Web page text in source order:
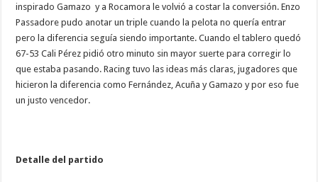
inspirado Gamazo y a Rocamora le volvió a costar la conversión. Enzo
Passadore pudo anotar un triple cuando la pelota no quería entrar
pero la diferencia seguía siendo importante. Cuando el tablero quedó
67-53 Cali Pérez pidió otro minuto sin mayor suerte para corregir lo
que estaba pasando. Racing tuvo las ideas más claras, jugadores que
hicieron la diferencia como Fernández, Acuña y Gamazo y por eso fue
un justo vencedor.
Detalle del partido